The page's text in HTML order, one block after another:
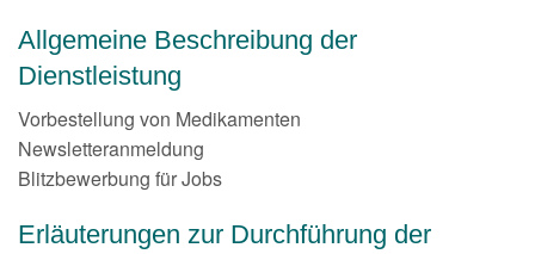
Termin vereinbaren
Allgemeine Beschreibung der
Dienstleistung
Vorbestellung von Medikamenten
Newsletteranmeldung
Blitzbewerbung für Jobs
Erläuterungen zur Durchführung der